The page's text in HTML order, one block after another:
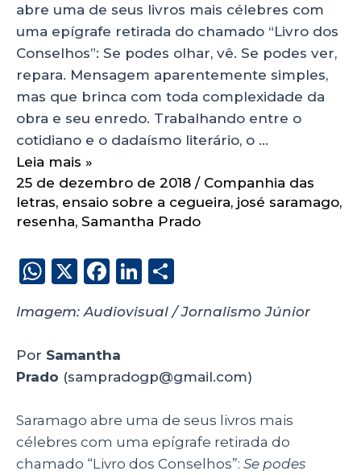
abre uma de seus livros mais célebres com
uma epígrafe retirada do chamado “Livro dos
Conselhos”: Se podes olhar, vê. Se podes ver,
repara. Mensagem aparentemente simples,
mas que brinca com toda complexidade da
obra e seu enredo. Trabalhando entre o
cotidiano e o dadaísmo literário, o …
Leia mais »
25 de dezembro de 2018 / Companhia das
letras, ensaio sobre a cegueira, josé saramago,
resenha, Samantha Prado
W
a
ts
A
p
X
F
c
e
b
o
k
Li
k
dI
h
a
Imagem: Audiovisual / Jornalismo Júnior
Por Samantha
Prado (sampradogp@gmail.com)
Saramago abre uma de seus livros mais
célebres com uma epígrafe retirada do
chamado “Livro dos Conselhos”: Se podes